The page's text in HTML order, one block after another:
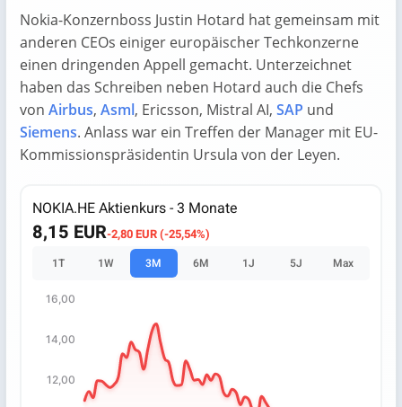
Nokia-Konzernboss Justin Hotard hat gemeinsam mit
anderen CEOs einiger europäischer Techkonzerne
einen dringenden Appell gemacht. Unterzeichnet
haben das Schreiben neben Hotard auch die Chefs
von Airbus, Asml, Ericsson, Mistral AI, SAP und
Siemens. Anlass war ein Treffen der Manager mit EU-
Kommissionspräsidentin Ursula von der Leyen.
NOKIA.HE Aktienkurs - 3 Monate
8,15 EUR-2,80 EUR (-25,54%)
1T 1W 3M 6M 1J 5J Max
Chart with 65 data points.
The chart has 1 X axis displaying categories.
The chart has 1 Y axis displaying values. Data ranges
12,00
14,00
16,00